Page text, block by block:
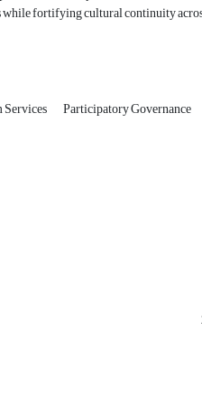
fortifying cultural continuity
Services Participatory Governance